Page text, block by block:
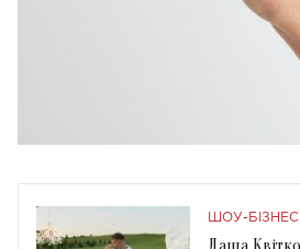
ШОУ-БІЗНЕС